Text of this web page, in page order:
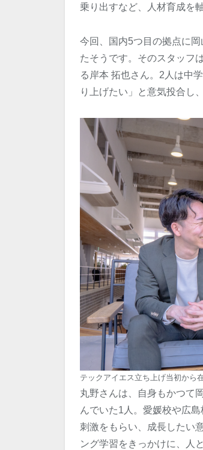
乗り出すなど、人材育成を
今回、国内5つ目の拠点に
たそうです。そのスタッフ
る岸本 拓也さん。2人は中
り上げたい」と意気投合し
テックアイエス立ち上げ当初から
丸野さんは、自身もかつて
んでいた1人。愛媛校や広
刺激をもらい、成長したい
ング学習をきっかけに、人